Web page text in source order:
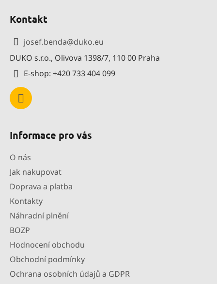
Kontakt
josef.benda@duko.eu
DUKO s.r.o., Olivova 1398/7, 110 00 Praha
E-shop: +420 733 404 099
Informace pro vás
O nás
Jak nakupovat
Doprava a platba
Kontakty
Náhradní plnění
BOZP
Hodnocení obchodu
Obchodní podmínky
Ochrana osobních údajů a GDPR